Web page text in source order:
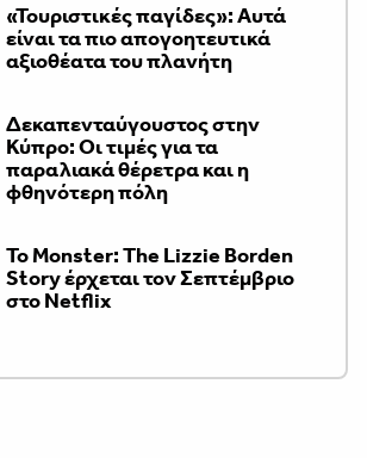
«Τουριστικές παγίδες»: Αυτά
είναι τα πιο απογοητευτικά
αξιοθέατα του πλανήτη
Δεκαπενταύγουστος στην
Κύπρο: Οι τιμές για τα
παραλιακά θέρετρα και η
φθηνότερη πόλη
Το Monster: The Lizzie Borden
Story έρχεται τον Σεπτέμβριο
στο Netflix